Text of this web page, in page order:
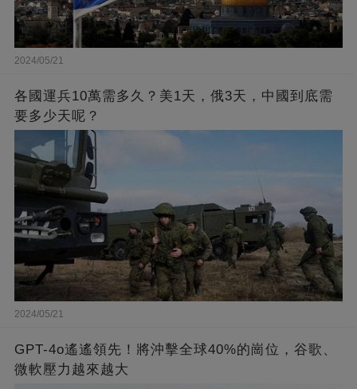
2024/05/21
各國運兵10萬需多久？美1天，俄3天，中國到底需
要多少天呢？
2024/05/21
GPT-4o遙遙領先！將沖擊全球40%的崗位，谷歌、
微軟壓力越來越大